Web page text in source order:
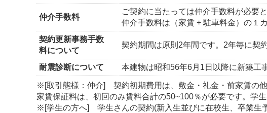
仲介手数料
ご契約に当たっては仲介手数料が必要と
仲介手数料は（家賃 + 駐車料金）の１
契約更新事務手数
料について
契約期間は原則2年間です。2年毎に契
耐震診断について 本建物は昭和56年6月1日以降に新築工
※[取引態様：仲介] 契約初期費用は、敷金・礼金・前家賃の
家賃保証料は、初回のみ賃料合計の50~100％が必要です。学
※[学生の方へ] 学生さんの契約(新入生並びに在校生、卒業生